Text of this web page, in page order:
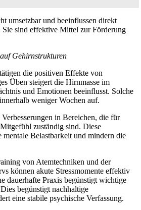
umsetzbar und beeinflussen direkt
sind effektive Mittel zur Förderung
Gehirnstrukturen
die positiven Effekte von
Üben steigert die Hirnmasse im
und Emotionen beeinflusst. Solche
weniger Wochen auf.
in Bereichen, die für
zuständig sind. Diese
mentale Belastbarkeit und mindern die
von Atemtechniken und der
können akute Stressmomente effektiv
dauerhafte Praxis begünstigt wichtige
begünstigt nachhaltige
eine stabile psychische Verfassung.